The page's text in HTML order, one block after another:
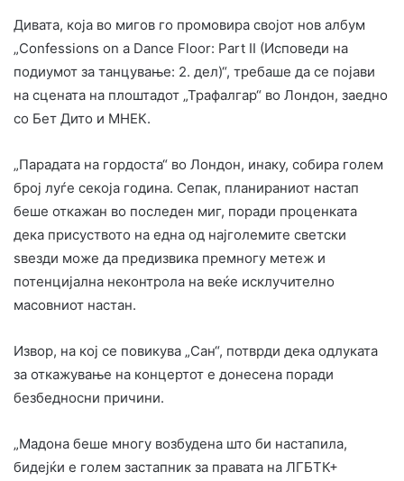
Дивата, која во мигов го промовира својот нов албум
„Confessions on a Dance Floor: Part II (Исповеди на
подиумот за танцување: 2. дел)“, требаше да се појави
на сцената на плоштадот „Трафалгар“ во Лондон, заедно
со Бет Дито и МНЕК.
„Парадата на гордоста“ во Лондон, инаку, собира голем
број луѓе секоја година. Сепак, планираниот настап
беше откажан во последен миг, поради проценката
дека присуството на една од најголемите светски
ѕвезди може да предизвика премногу метеж и
потенцијална неконтрола на веќе исклучително
масовниот настан.
Извор, на кој се повикува „Сан“, потврди дека одлуката
за откажување на концертот е донесена поради
безбедносни причини.
„Мадона беше многу возбудена што би настапила,
бидејќи е голем застапник за правата на ЛГБТК+